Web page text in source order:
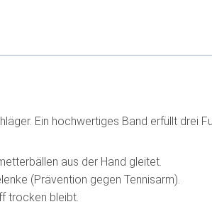
Ein hochwertiges Band erfüllt drei
aus der Hand gleitet.
(Prävention gegen Tennisarm).
trocken bleibt.